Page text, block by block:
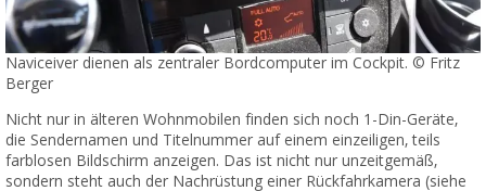
Naviceiver dienen als zentraler Bordcomputer im Cockpit. © Fritz
Berger
Nicht nur in älteren Wohnmobilen finden sich noch 1-Din-Geräte,
die Sendernamen und Titelnummer auf einem einzeiligen, teils
farblosen Bildschirm anzeigen. Das ist nicht nur unzeitgemäß,
sondern steht auch der Nachrüstung einer Rückfahrkamera (siehe